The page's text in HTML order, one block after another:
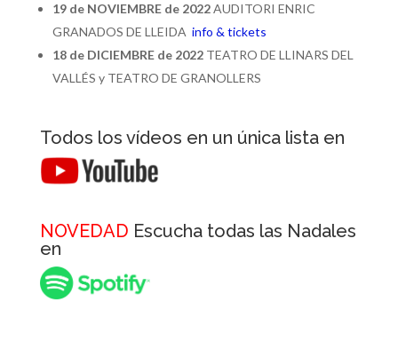
19 de NOVIEMBRE de 2022AUDITORI ENRIC
GRANADOS DE LLEIDA info & tickets
18 de DICIEMBRE de 2022 TEATRO DE LLINARS DEL
VALLÉS y TEATRO DE GRANOLLERS
Todos los vídeos en un única lista en
NOVEDAD Escucha todas las Nadales
en